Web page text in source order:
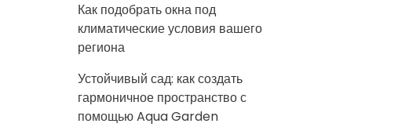
Как подобрать окна под
климатические условия вашего
региона
Устойчивый сад: как создать
гармоничное пространство с
помощью Aqua Garden